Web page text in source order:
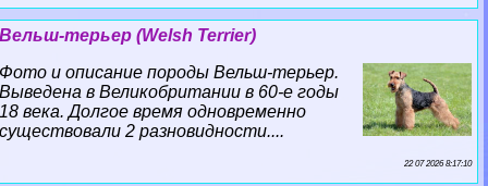
Вельш-терьер (Welsh Terrier)
Фото и описание породы Вельш-терьер.
Выведена в Великобритании в 60-е годы
18 века. Долгое время одновременно
существовали 2 разновидности....
22 07 2026 8:17:10